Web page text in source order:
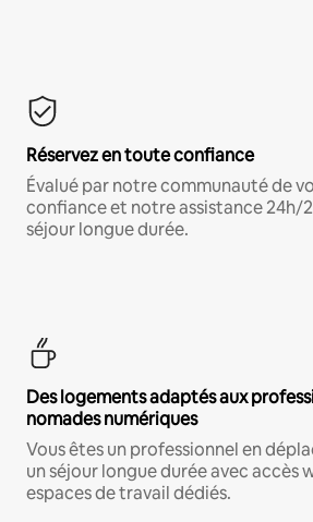
Réservez en toute confiance
Évalué par notre communauté de
confiance et notre assistance 24h/
séjour longue durée.
Des logements adaptés aux
nomades numériques
Vous êtes un professionnel en
un séjour longue durée avec accès
espaces de travail dédiés.